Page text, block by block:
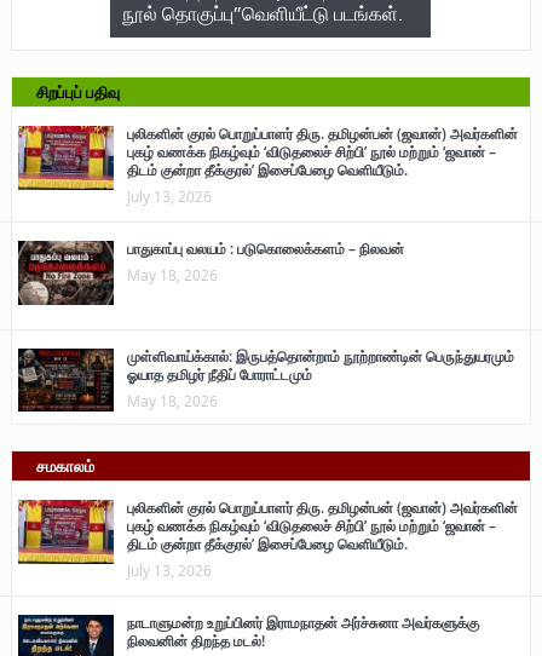
– 28
சிறப்புப் பதிவு
புலிகளின் குரல் பொறுப்பாளர் திரு. தமிழன்பன் (ஜவான்) அவர்களின்
புகழ் வணக்க நிகழ்வும் ‘விடுதலைச் சிற்பி’ நூல் மற்றும் ‘ஜவான் –
திடம் குன்றா தீக்குரல்’ இசைப்பேழை வெளியீடும்.
July 13, 2026
பாதுகாப்பு வலயம் : படுகொலைக்களம் – நிலவன்
May 18, 2026
முள்ளிவாய்க்கால்: இருபத்தொன்றாம் நூற்றாண்டின் பெருந்துயரமும்
ஓயாத தமிழர் நீதிப் போராட்டமும்
May 18, 2026
சமகாலம்
புலிகளின் குரல் பொறுப்பாளர் திரு. தமிழன்பன் (ஜவான்) அவர்களின்
புகழ் வணக்க நிகழ்வும் ‘விடுதலைச் சிற்பி’ நூல் மற்றும் ‘ஜவான் –
திடம் குன்றா தீக்குரல்’ இசைப்பேழை வெளியீடும்.
July 13, 2026
நாடாளுமன்ற உறுப்பினர் இராமநாதன் அர்ச்சுனா அவர்களுக்கு
நிலவனின் திறந்த மடல்!